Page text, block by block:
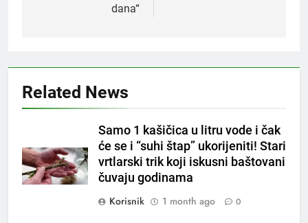
dana“
Related News
Samo 1 kašičica u litru vode i čak
će se i “suhi štap” ukorijeniti! Stari
vrtlarski trik koji iskusni baštovani
čuvaju godinama
Korisnik
1 month ago 0
napitak za svakodnevnu rutinu
OSTALO
ČISTAČ JETRE: Uzmite gutljaj
na prazan stomak i crijeva će
raditi kao sat, zaboravit ćete na
OSTALO